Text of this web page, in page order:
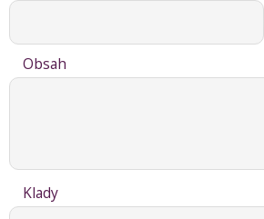
Obsah
Klady